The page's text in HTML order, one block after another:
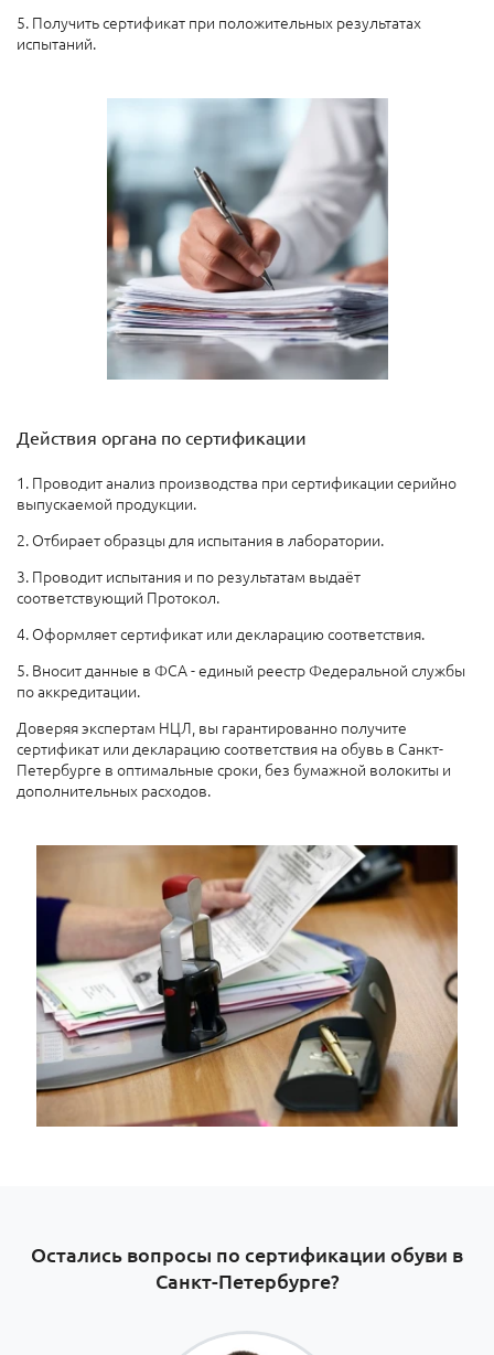
5. Получить сертификат при положительных результатах
испытаний.
Действия органа по сертификации
1. Проводит анализ производства при сертификации серийно
выпускаемой продукции.
2. Отбирает образцы для испытания в лаборатории.
3. Проводит испытания и по результатам выдаёт
соответствующий Протокол.
4. Оформляет сертификат или декларацию соответствия.
5. Вносит данные в ФСА - единый реестр Федеральной службы
по аккредитации.
Доверяя экспертам НЦЛ, вы гарантированно получите
сертификат или декларацию соответствия на обувь в Санкт-
Петербурге в оптимальные сроки, без бумажной волокиты и
дополнительных расходов.
Остались вопросы по сертификации обуви в
Санкт-Петербурге​?